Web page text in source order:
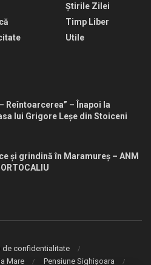
Știrile Zilei
Timp Liber
Utile
Reîntoarcerea” – Înapoi la
lui Grigore Leșe din Stoiceni
și grindină în Maramureș – ANM
de confidentialitate
Mare Pensiune Sighișoara